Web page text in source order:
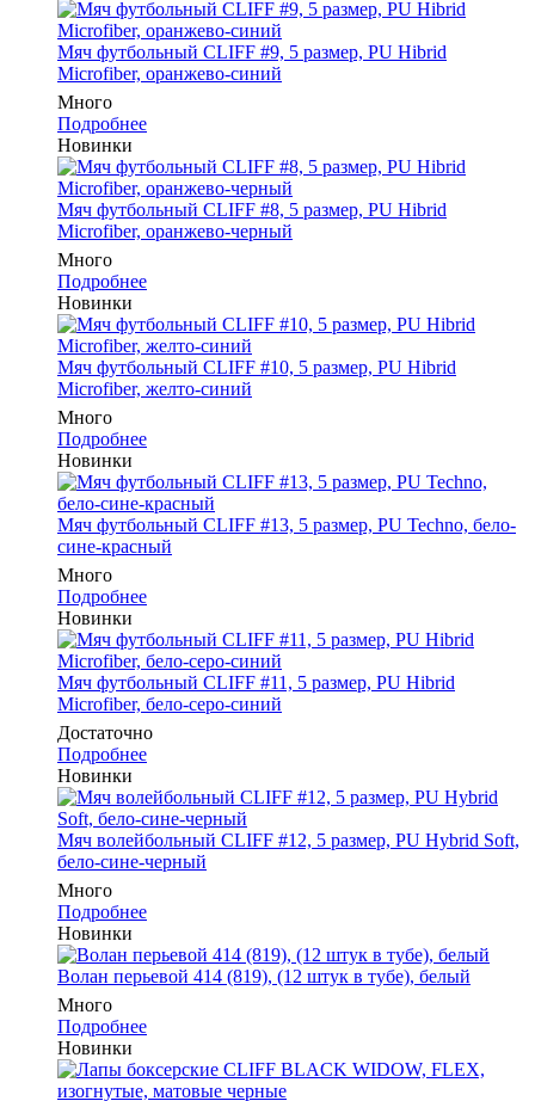
Мяч футбольный CLIFF #9, 5 размер, PU Hibrid
Microfiber, оранжево-синий
Много
Подробнее
Новинки
Мяч футбольный CLIFF #8, 5 размер, PU Hibrid
Microfiber, оранжево-черный
Много
Подробнее
Новинки
Мяч футбольный CLIFF #10, 5 размер, PU Hibrid
Microfiber, желто-синий
Много
Подробнее
Новинки
Мяч футбольный CLIFF #13, 5 размер, PU Techno, бело-
сине-красный
Много
Подробнее
Новинки
Мяч футбольный CLIFF #11, 5 размер, PU Hibrid
Microfiber, бело-серо-синий
Достаточно
Подробнее
Новинки
Мяч волейбольный CLIFF #12, 5 размер, PU Hybrid Soft,
бело-сине-черный
Много
Подробнее
Новинки
Волан перьевой 414 (819), (12 штук в тубе), белый
Много
Подробнее
Новинки